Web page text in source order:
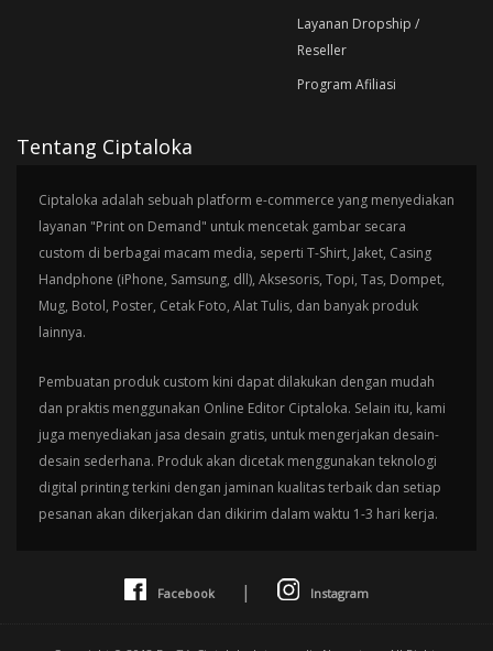
Layanan Dropship /
Reseller
Program Afiliasi
Tentang Ciptaloka
Ciptaloka adalah sebuah platform e-commerce yang menyediakan
layanan "Print on Demand" untuk mencetak gambar secara
custom di berbagai macam media, seperti T-Shirt, Jaket, Casing
Handphone (iPhone, Samsung, dll), Aksesoris, Topi, Tas, Dompet,
Mug, Botol, Poster, Cetak Foto, Alat Tulis, dan banyak produk
lainnya.
Pembuatan produk custom kini dapat dilakukan dengan mudah
dan praktis menggunakan Online Editor Ciptaloka. Selain itu, kami
juga menyediakan jasa desain gratis, untuk mengerjakan desain-
desain sederhana. Produk akan dicetak menggunakan teknologi
digital printing terkini dengan jaminan kualitas terbaik dan setiap
pesanan akan dikerjakan dan dikirim dalam waktu 1-3 hari kerja.
Facebook | Instagram